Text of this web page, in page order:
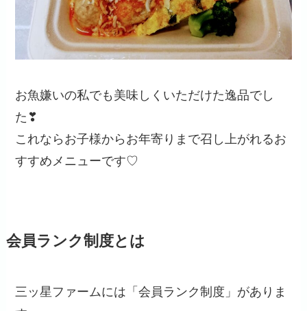
お魚嫌いの私でも美味しくいただけた逸品でし
た❣
これならお子様からお年寄りまで召し上がれるお
すすめメニューです♡
会員ランク制度とは
三ッ星ファームには「会員ランク制度」がありま